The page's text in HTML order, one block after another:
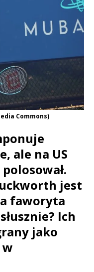
Commons)
ale na US
jest
faworyta
Ich
jako